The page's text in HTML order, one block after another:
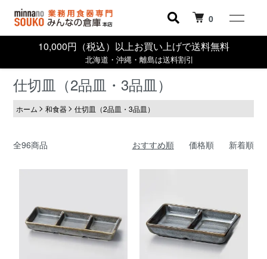
0
10,000円（税込）以上お買い上げで送料無料
北海道・沖縄・離島は送料割引
仕切皿（2品皿・3品皿）
ホーム 和食器 仕切皿（2品皿・3品皿）
全96商品 おすすめ順 価格順 新着順